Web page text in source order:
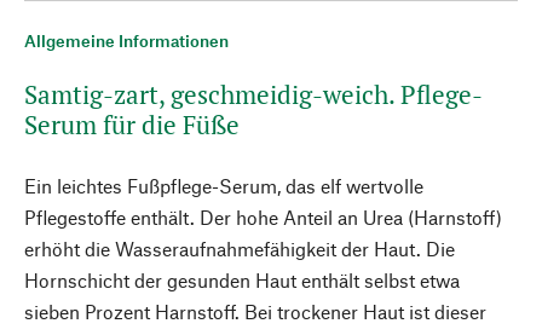
Allgemeine Informationen
Samtig-zart, geschmeidig-weich. Pflege-
Serum für die Füße
Ein leichtes Fußpflege-Serum, das elf wertvolle
Pflegestoffe enthält. Der hohe Anteil an Urea (Harnstoff)
erhöht die Wasseraufnahmefähigkeit der Haut. Die
Hornschicht der gesunden Haut enthält selbst etwa
sieben Prozent Harnstoff. Bei trockener Haut ist dieser